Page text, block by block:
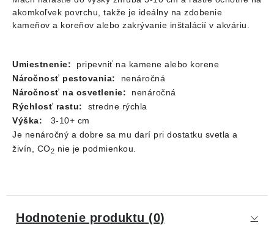
akomkoľvek povrchu, takže je ideálny na zdobenie
kameňov a koreňov alebo zakrývanie inštalácií v akváriu.
Umiestnenie: pripevniť na kamene alebo korene
Náročnosť pestovania: nenáročná
Náročnosť na osvetlenie: nenáročná
Rýchlosť rastu: stredne rýchla
Výška: 3-10+ cm
Je nenáročný a dobre sa mu darí pri dostatku svetla a
živín, CO2 nie je podmienkou.
Hodnotenie produktu (0)